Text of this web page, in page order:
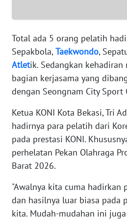
Total ada 5 orang pelatih
Sepakbola,Taekwondo,
Atletik. Sedangkan kehadiran
bagian kerjasama yang
dengan Seongnam City Sport
Ketua KONI Kota Bekasi, Tri
hadirnya para pelatih dari
pada prestasi KONI.
perhelatan Pekan Olahraga
Barat 2026.
"Awalnya kita cuma hadirkan
dan hasilnya luar biasa pada
kita. Mudah-mudahan ini
WN
PAPUA
WN
PAPUA
BARAT
WN
RIAU
WN
SERAMBI
JAMBI